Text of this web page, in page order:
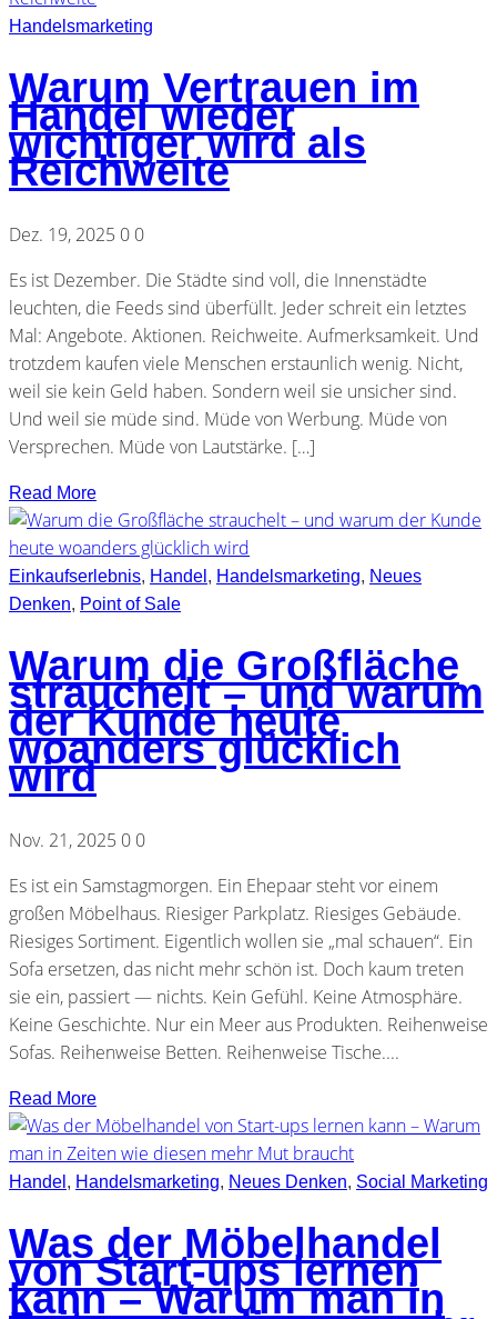
Handelsmarketing
Warum Vertrauen im
Handel wieder
wichtiger wird als
Reichweite
Dez. 19, 2025 0 0
Es ist Dezember. Die Städte sind voll, die Innenstädte
leuchten, die Feeds sind überfüllt. Jeder schreit ein letztes
Mal: Angebote. Aktionen. Reichweite. Aufmerksamkeit. Und
trotzdem kaufen viele Menschen erstaunlich wenig. Nicht,
weil sie kein Geld haben. Sondern weil sie unsicher sind.
Und weil sie müde sind. Müde von Werbung. Müde von
Versprechen. Müde von Lautstärke. […]
Read More
Einkaufserlebnis, Handel , Handelsmarketing, Neues
Denken, Point of Sale
Warum die Großfläche
strauchelt – und warum
der Kunde heute
woanders glücklich
wird
Nov. 21, 2025 0 0
Es ist ein Samstagmorgen. Ein Ehepaar steht vor einem
großen Möbelhaus. Riesiger Parkplatz. Riesiges Gebäude.
Riesiges Sortiment. Eigentlich wollen sie „mal schauen“. Ein
Sofa ersetzen, das nicht mehr schön ist. Doch kaum treten
sie ein, passiert — nichts. Kein Gefühl. Keine Atmosphäre.
Keine Geschichte. Nur ein Meer aus Produkten. Reihenweise
Sofas. Reihenweise Betten. Reihenweise Tische....
Read More
Handel , Handelsmarketing, Neues Denken, Social Marketing
Was der Möbelhandel
von Start-ups lernen
kann – Warum man in